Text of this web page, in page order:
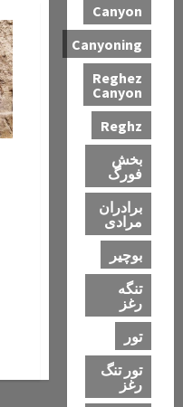
Canyon
Canyoning
Reghez
Canyon
Reghz
بخش
فورگ
برادران
مرادی
بوچیر
تنگه
رغز
تور
تور تنگ
رغز